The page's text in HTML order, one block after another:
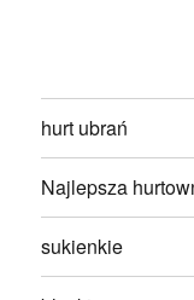
hurt ubrań
Najlepsza
sukienkie